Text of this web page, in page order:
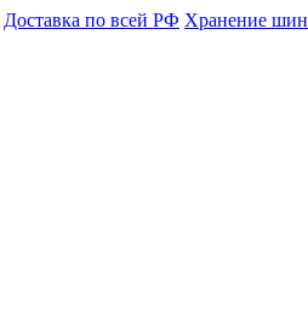
Доставка по всей РФ Хранение шин